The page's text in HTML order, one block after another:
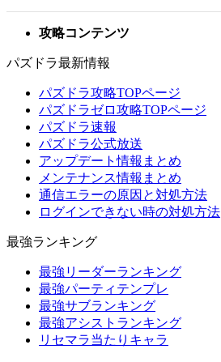
攻略コンテンツ
パズドラ最新情報
パズドラ攻略TOPページ
パズドラゼロ攻略TOPページ
パズドラ速報
パズドラ公式放送
アップデート情報まとめ
メンテナンス情報まとめ
通信エラーの原因と対処方法
ログインできない時の対処方法
最強ランキング
最強リーダーランキング
最強パーティテンプレ
最強サブランキング
最強アシストランキング
リセマラ当たりキャラ